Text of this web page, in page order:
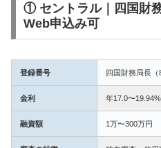
① セントラル｜四国財
Web申込み可
登録番号 四国財務局長
金利 年17.0〜19.94%
融資額 1万〜300万円